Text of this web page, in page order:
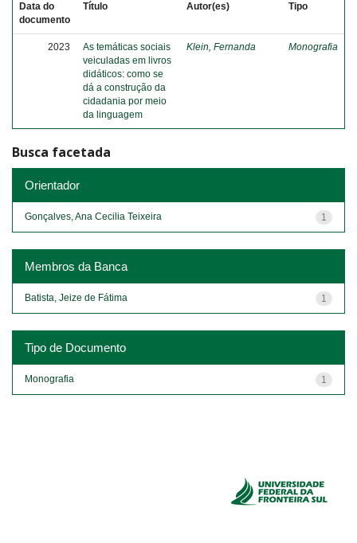
Data do
documento
Título Autor(es) Tipo
2023
As temáticas sociais
veiculadas em livros
didáticos: como se
dá a construção da
cidadania por meio
da linguagem
Klein, Fernanda Monografia
Busca facetada
Orientador
1
Gonçalves, Ana Cecilia Teixeira
Membros da Banca
1
Batista, Jeize de Fátima
Tipo de Documento
1
Monografia